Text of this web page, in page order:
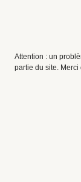
Attention : un
partie du site. Merci